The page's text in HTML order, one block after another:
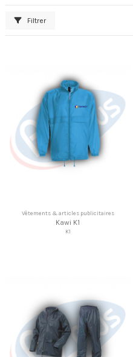
Filtrer
Vêtements & articles publicitaires
Kawi K1
K1